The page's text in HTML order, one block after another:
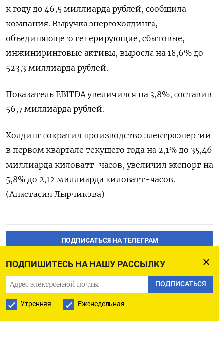
ПОДПИШИТЕСЬ НА НАШУ РАССЫЛКУ
ПОДПИСАТЬСЯ
Утренняя Еженедельная
⁠к ‌году до ‌46,5 миллиарда рублей, сообщила
компания. Выручка ​энергохолдинга,
‌объединяющего генерирующие, ​сбытовые,
инжиниринговые активы, выросла ‌на 18,6% до
523,3 миллиарда рублей.
Показатель ​EBITDA ​увеличился ‌на 3,8%, ​составив
56,7 миллиарда рублей.
Холдинг сократил производство электроэнергии
в первом квартале текущего года ​на ⁠2,1% до 35,46
миллиарда киловатт-часов, ‌увеличил экспорт ‌на
5,8% ​до 2,12 ‌миллиарда киловатт-часов.
(Анастасия Лырчикова)
ПОДПИСАТЬСЯ НА ТЕЛЕГРАМ
ПОДПИСАТЬСЯ В GOOGLE